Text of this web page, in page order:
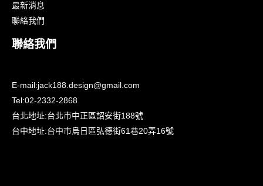
最新消息
聯絡我們
聯絡我們
E-mail:jack188.design@gmail.com
Tel:02-2332-2868
台北地址:台北市中正區詔安街188號
台中地址:台中市烏日區弘德街61巷20弄16號